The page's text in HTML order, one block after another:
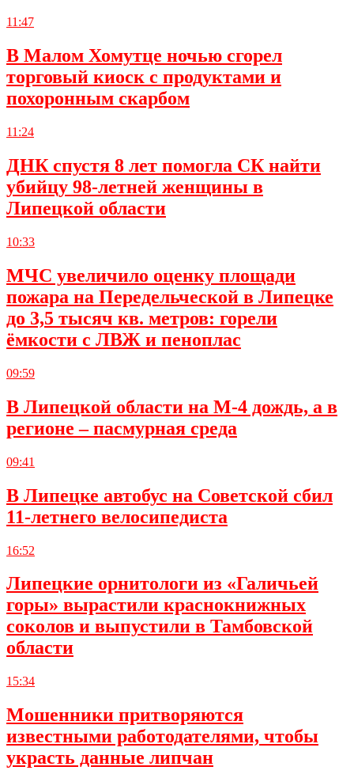
11:47
В Малом Хомутце ночью сгорел
торговый киоск с продуктами и
похоронным скарбом
11:24
ДНК спустя 8 лет помогла СК найти
убийцу 98-летней женщины в
Липецкой области
10:33
МЧС увеличило оценку площади
пожара на Передельческой в Липецке
до 3,5 тысяч кв. метров: горели
ёмкости с ЛВЖ и пеноплас
09:59
В Липецкой области на М-4 дождь, а в
регионе – пасмурная среда
09:41
В Липецке автобус на Советской сбил
11-летнего велосипедиста
16:52
Липецкие орнитологи из «Галичьей
горы» вырастили краснокнижных
соколов и выпустили в Тамбовской
области
15:34
Мошенники притворяются
известными работодателями, чтобы
украсть данные липчан